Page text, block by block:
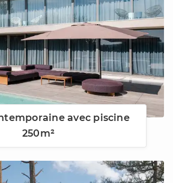
avec piscine
250m²